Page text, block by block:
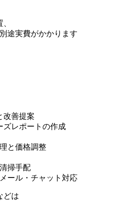
途実費がかかります
改善提案
ズレポートの作成
と価格調整
掃手配
ール・チャット対応
どは